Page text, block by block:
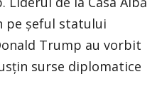
pe șeful statului
Trump au vorbit
surse diplomatice